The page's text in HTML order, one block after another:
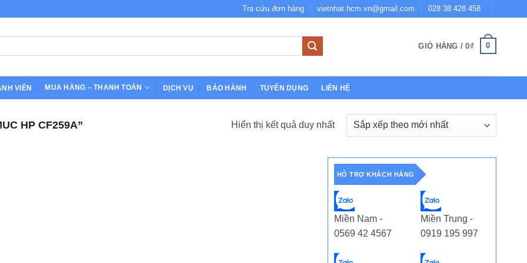
Tra cứu đơn hàng vietnhat.hcm.vn@gmail.com 028 38 428 458
GIỎ HÀNG /0₫ 0
VIÊN MUA HÀNG – THANH TOÁN DỊCH VỤ BẢO HÀNH TUYỂN DỤNG LIÊN HỆ
HP CF259A” Hiển thị kết quả duy nhất
HỖ TRỢ KHÁCH HÀNG
Miền Nam -
0569 42 4567
Miền Trung -
0919 195 997